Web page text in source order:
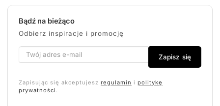
Bądź na bieżąco
Odbierz inspiracje i promocję
Zapisz się
Zapisując się akceptujesz regulamin i politykę
prywatności .